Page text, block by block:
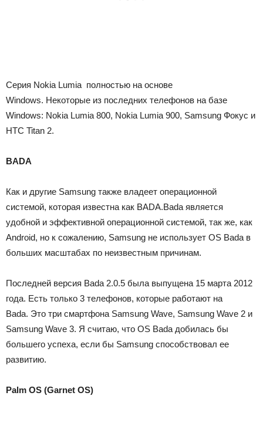
Серия Nokia Lumia полностью на основе
Windows. Некоторые из последних телефонов на базе
Windows: Nokia Lumia 800, Nokia Lumia 900, Samsung Фокус и
HTC Titan 2.
BADA
Как и другие Samsung также владеет операционной
системой, которая известна как BADA.Bada является
удобной и эффективной операционной системой, так же, как
Android, но к сожалению, Samsung не использует OS Bada в
больших масштабах по неизвестным причинам.
Последней версия Bada 2.0.5 была выпущена 15 марта 2012
года. Есть только 3 телефонов, которые работают на
Bada. Это три смартфона Samsung Wave, Samsung Wave 2 и
Samsung Wave 3. Я считаю, что OS Bada добилась бы
большего успеха, если бы Samsung способствовал ее
развитию.
Palm OS (Garnet OS)